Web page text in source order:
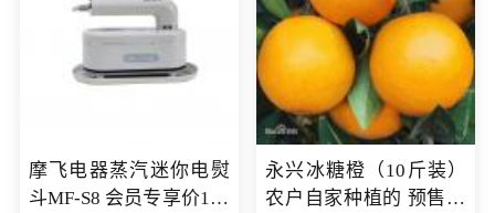
摩飞电器蒸汽迷你电熨
斗MF-S8 会员专享价168
永兴冰糖橙（10斤装）
农户自家种植的 预售10